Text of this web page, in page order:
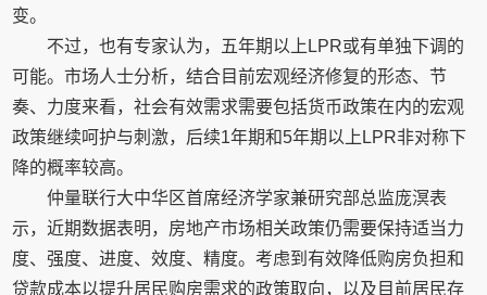
变。
不过，也有专家认为，五年期以上LPR或有单独下调的
可能。市场人士分析，结合目前宏观经济修复的形态、节
奏、力度来看，社会有效需求需要包括货币政策在内的宏观
政策继续呵护与刺激，后续1年期和5年期以上LPR非对称下
降的概率较高。
仲量联行大中华区首席经济学家兼研究部总监庞溟表
示，近期数据表明，房地产市场相关政策仍需要保持适当力
度、强度、进度、效度、精度。考虑到有效降低购房负担和
贷款成本以提升居民购房需求的政策取向，以及目前居民存